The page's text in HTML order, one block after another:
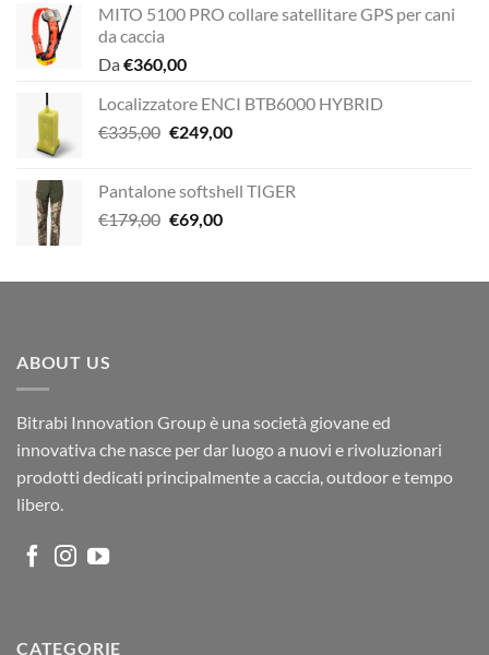
MITO 5100 PRO collare satellitare GPS per cani
da caccia
Da €360,00
Localizzatore ENCI BTB6000 HYBRID
€335,00 Il
era:
€335,00.
€249,00Il
è:
Pantalone softshell TIGER
€179,00 Il
era:
€69,00Il
è:
ABOUT US
Bitrabi Innovation Group è una società giovane ed
innovativa che nasce per dar luogo a nuovi e rivoluzionari
prodotti dedicati principalmente a caccia, outdoor e tempo
libero.
CATEGORIE